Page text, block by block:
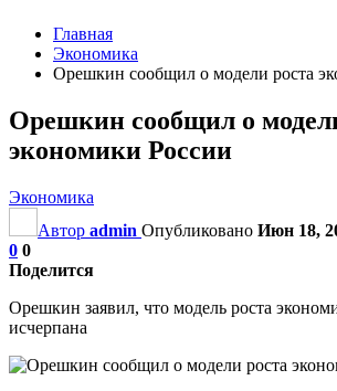
Главная
Экономика
Орешкин сообщил о модели роста
Орешкин сообщил о
экономики России
Экономика
Автор admin Опубликовано Июн 18,
0 0
Поделится
Орешкин заявил, что модель роста
исчерпана